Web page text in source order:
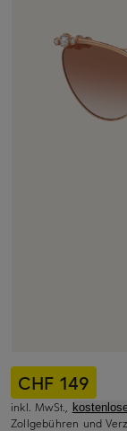
CHF 149
inkl. MwSt.,
Zollgebühren und